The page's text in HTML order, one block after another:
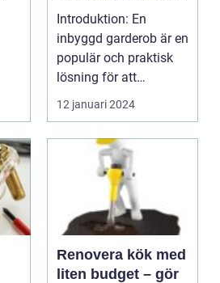
klassiker
Introduktion: En
inbyggd garderob är en
populär och praktisk
lösning för att
organisera och
maximera...
12 januari 2024
Renovera kök med
liten budget – gör